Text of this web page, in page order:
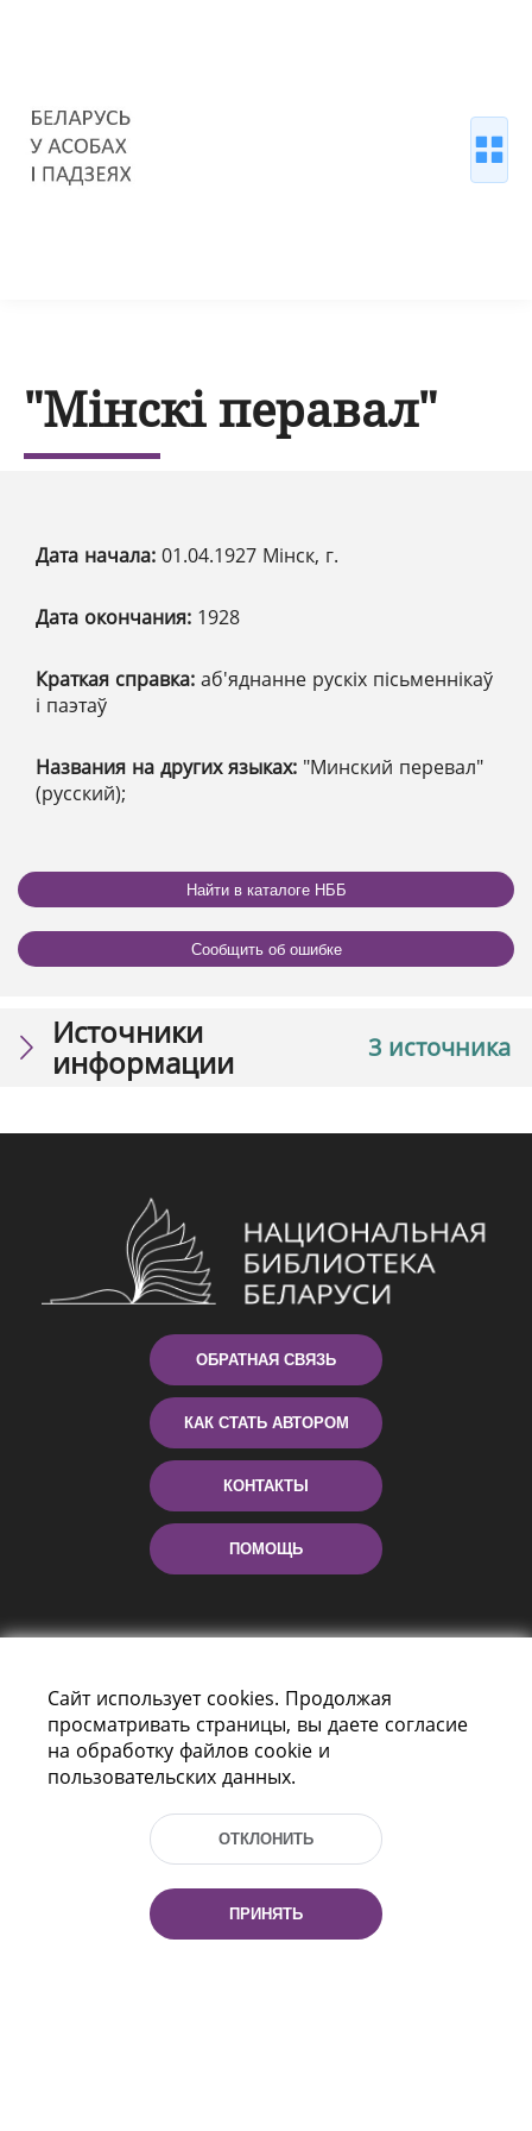
"Мінскі перавал"
Дата начала: 01.04.1927 Мінск, г.
Дата окончания: 1928
Краткая справка: аб'яднанне рускіх пісьменнікаў
і паэтаў
Названия на других языках: "Минский перевал"
(русский);
Найти в каталоге НББ
Сообщить об ошибке
3 источника
Источники
информации
ОБРАТНАЯ СВЯЗЬ
КАК СТАТЬ АВТОРОМ
КОНТАКТЫ
ПОМОЩЬ
Пр-т Независимости 116
Тел.: (+375 17) 368 37 37, Факс: (+375 17)
Сайт использует cookies. Продолжая
просматривать страницы, вы даете согласие
на обработку файлов cookie и
пользовательских данных.
ОТКЛОНИТЬ
ПРИНЯТЬ